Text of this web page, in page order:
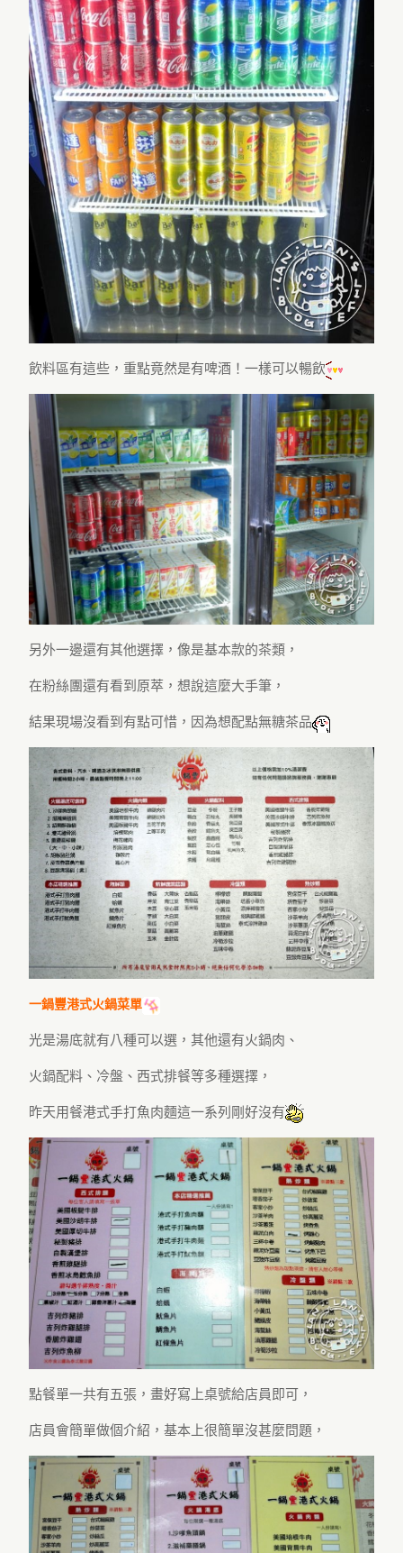
飲料區有這些，重點竟然是有啤酒！一樣可以暢飲
另外一邊還有其他選擇，像是基本款的茶類，
在粉絲團還有看到原萃，想說這麼大手筆，
結果現場沒看到有點可惜，因為想配點無糖茶品
一鍋豐港式火鍋菜單
光是湯底就有八種可以選，其他還有火鍋肉、
火鍋配料、冷盤、西式排餐等多種選擇，
昨天用餐港式手打魚肉麵這一系列剛好沒有
點餐單一共有五張，畫好寫上桌號給店員即可，
店員會簡單做個介紹，基本上很簡單沒甚麼問題，